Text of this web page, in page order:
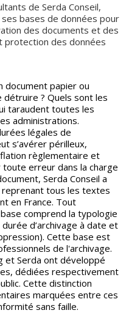
de Serda Conseil,
bases de données pour
des documents et des
protection des données
? Quels sont les
taraudent toutes les
administrations.
légales de
s’avérer périlleux,
règlementaire et
erreur dans la charge
Serda Conseil a
tous les textes
en France. Tout
comprend la typologie
d’archivage à date et
Cette base est
de l'archivage.
et Serda ont développé
dédiées respectivement
Cette distinction
marquées entre ces
sans faille.